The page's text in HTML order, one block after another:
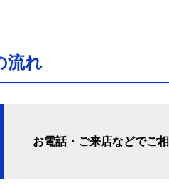
流れ
お電話・ご来店などでご